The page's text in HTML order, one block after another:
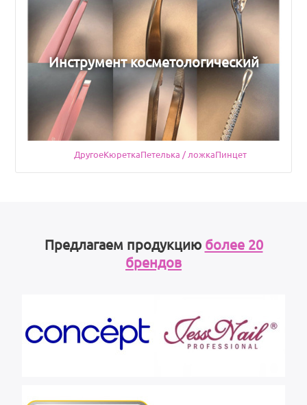
Инструмент косметологический
Подкатегории
ДругоеКюреткаПетелька / ложкаПинцет
Предлагаем продукцию более 20
брендов